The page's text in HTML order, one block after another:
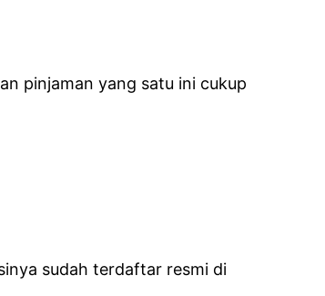
pinjaman yang satu ini cukup
sudah terdaftar resmi di